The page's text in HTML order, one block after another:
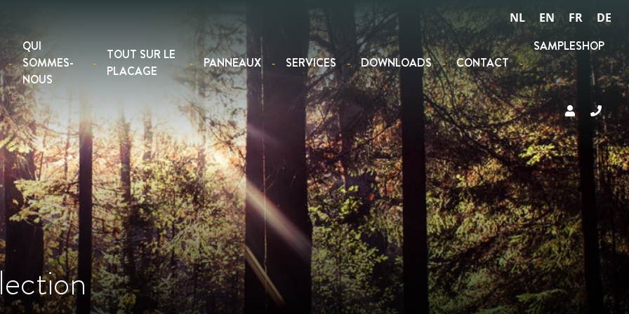
NL EN FR DE
QUI
SOMMES-
NOUS
TOUT SUR LE
PLACAGE
PANNEAUX SERVICES DOWNLOADS CONTACT
SAMPLESHOP